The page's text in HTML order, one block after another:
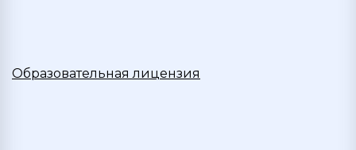
Образовательная лицензия